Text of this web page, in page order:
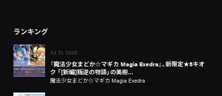
ランキング
Jul 31, 2026
『魔法少女まどか☆マギカ Magia Exedra』、新限定★5キオ
ク 「[新編]叛逆の物語」の美樹…
魔法少女まどか☆マギカ Magia Exedra